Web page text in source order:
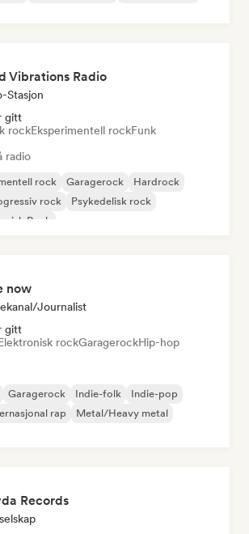
Vibrations Radio
Stasjon
gitt
rockEksperimentell rockFunk
radio
rock Garagerock
Hardrock
rock
Psykedelisk rock
Rock
now
journalist
gitt
rockGaragerockHip-hop
Garagerock Indie-folk
Indie-pop
rap
Metal/Heavy metal
Records